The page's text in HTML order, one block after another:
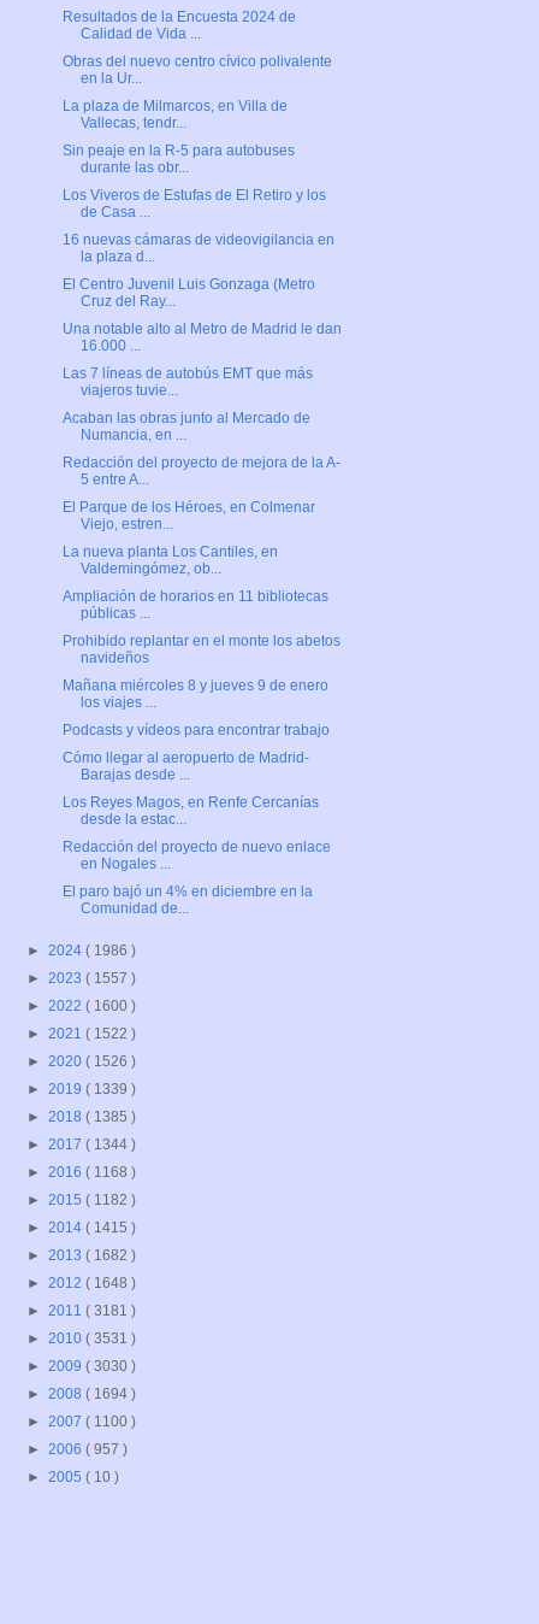
Resultados de la Encuesta 2024 de
Calidad de Vida ...
Obras del nuevo centro cívico polivalente
en la Ur...
La plaza de Milmarcos, en Villa de
Vallecas, tendr...
Sin peaje en la R-5 para autobuses
durante las obr...
Los Viveros de Estufas de El Retiro y los
de Casa ...
16 nuevas cámaras de videovigilancia en
la plaza d...
El Centro Juvenil Luis Gonzaga (Metro
Cruz del Ray...
Una notable alto al Metro de Madrid le dan
16.000 ...
Las 7 líneas de autobús EMT que más
viajeros tuvie...
Acaban las obras junto al Mercado de
Numancia, en ...
Redacción del proyecto de mejora de la A-
5 entre A...
El Parque de los Héroes, en Colmenar
Viejo, estren...
La nueva planta Los Cantiles, en
Valdemingómez, ob...
Ampliación de horarios en 11 bibliotecas
públicas ...
Prohibido replantar en el monte los abetos
navideños
Mañana miércoles 8 y jueves 9 de enero
los viajes ...
Podcasts y vídeos para encontrar trabajo
Cómo llegar al aeropuerto de Madrid-
Barajas desde ...
Los Reyes Magos, en Renfe Cercanías
desde la estac...
Redacción del proyecto de nuevo enlace
en Nogales ...
El paro bajó un 4% en diciembre en la
Comunidad de...
► 2024 ( 1986 )
► 2023 ( 1557 )
► 2022 ( 1600 )
► 2021 ( 1522 )
► 2020 ( 1526 )
► 2019 ( 1339 )
► 2018 ( 1385 )
► 2017 ( 1344 )
► 2016 ( 1168 )
► 2015 ( 1182 )
► 2014 ( 1415 )
► 2013 ( 1682 )
► 2012 ( 1648 )
► 2011 ( 3181 )
► 2010 ( 3531 )
► 2009 ( 3030 )
► 2008 ( 1694 )
► 2007 ( 1100 )
► 2006 ( 957 )
► 2005 ( 10 )